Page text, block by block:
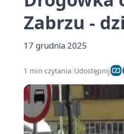
Zabrzu -
17 grudnia 2025
1 min czytania Udostępnij